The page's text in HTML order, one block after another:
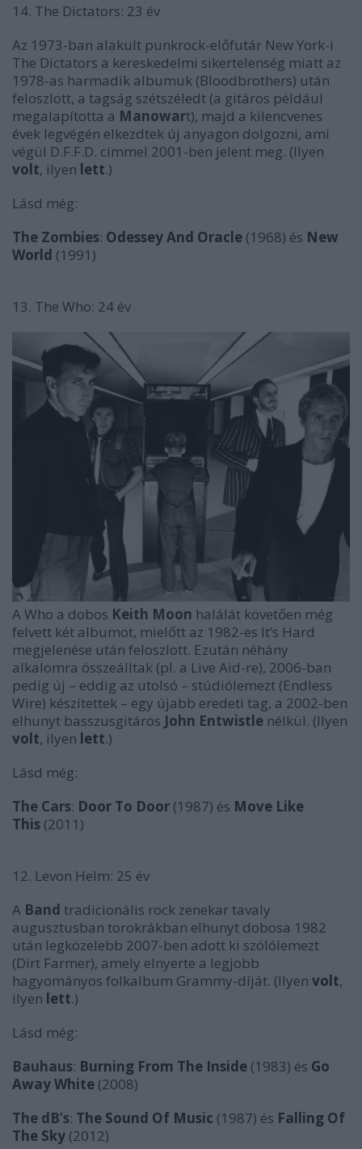
14. The Dictators: 23 év
Az 1973-ban alakult punkrock-előfutár New York-i
The Dictators a kereskedelmi sikertelenség miatt az
1978-as harmadik albumuk (Bloodbrothers) után
feloszlott, a tagság szétszéledt (a gitáros például
megalapította a Manowart), majd a kilencvenes
évek legvégén elkezdtek új anyagon dolgozni, ami
végül D.F.F.D. címmel 2001-ben jelent meg. (Ilyen
volt, ilyen lett.)
Lásd még:
The Zombies: Odessey And Oracle (1968) és New
World (1991)
13. The Who: 24 év
A Who a dobos Keith Moon halálát követően még
felvett két albumot, mielőtt az 1982-es It’s Hard
megjelenése után feloszlott. Ezután néhány
alkalomra összeálltak (pl. a Live Aid-re), 2006-ban
pedig új – eddig az utolsó – stúdiólemezt (Endless
Wire) készítettek – egy újabb eredeti tag, a 2002-ben
elhunyt basszusgitáros John Entwistle nélkül. (Ilyen
volt, ilyen lett.)
Lásd még:
The Cars: Door To Door (1987) és Move Like
This (2011)
12. Levon Helm: 25 év
A Band tradicionális rock zenekar tavaly
augusztusban torokrákban elhunyt dobosa 1982
után legközelebb 2007-ben adott ki szólólemezt
(Dirt Farmer), amely elnyerte a legjobb
hagyományos folkalbum Grammy-díját. (Ilyen volt,
ilyen lett.)
Lásd még:
Bauhaus: Burning From The Inside (1983) és Go
Away White (2008)
The dB’s: The Sound Of Music (1987) és Falling Of
The Sky (2012)